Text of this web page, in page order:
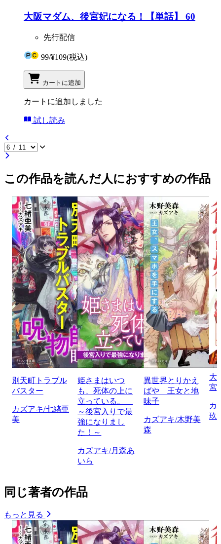
大阪マダム、後宮妃になる！【単話】 60
先行配信
99/¥109(税込)
カートに追加
カートに追加しました
試し読み
この作品を読んだ人におすすめの作品
別天町トラブル
バスター
カズアキ/七緖亜
美
姫さまはいつ
も、死体の上に
立っている。
～後宮入りで最
強になりまし
た！～
カズアキ/月森あ
いら
異世界とりかえ
ばや 王女と地
味子
カズアキ/木野美
森
大
宮
カ
玖/
同じ著者の作品
もっと見る